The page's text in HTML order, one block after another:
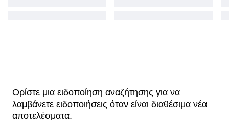
Ορίστε μια ειδοποίηση αναζήτησης για να
λαμβάνετε ειδοποιήσεις όταν είναι διαθέσιμα νέα
αποτελέσματα.